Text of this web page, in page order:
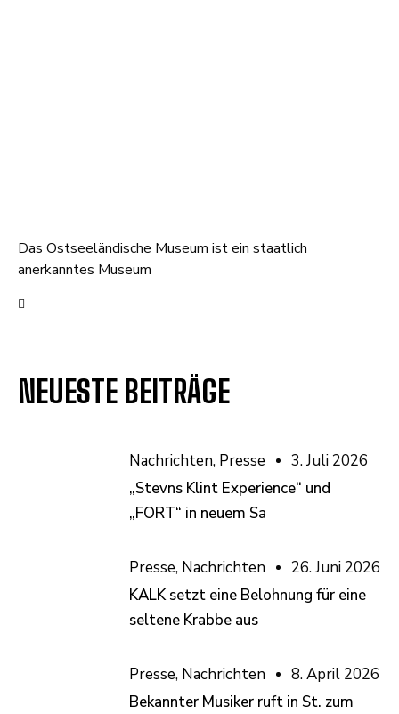
Das Ostseeländische Museum ist ein staatlich
anerkanntes Museum
NEUESTE BEITRÄGE
Nachrichten, Presse
3. Juli 2026
„Stevns Klint Experience“ und
„FORT“ in neuem Sa
Presse, Nachrichten
26. Juni 2026
KALK setzt eine Belohnung für eine
seltene Krabbe aus
Presse, Nachrichten
8. April 2026
Bekannter Musiker ruft in St. zum